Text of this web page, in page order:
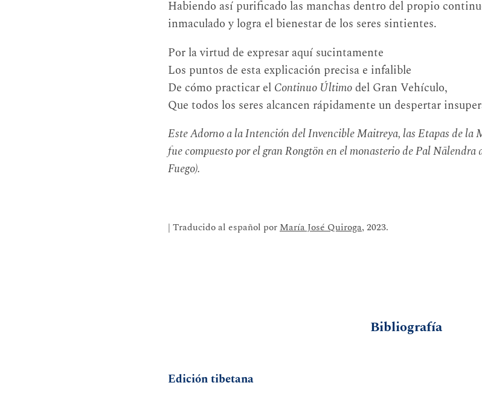
Habiendo así purificado las manchas dentro del propio
inmaculado y logra el bienestar de los seres sintientes.
Por la virtud de expresar aquí sucintamente
Los puntos de esta explicación precisa e infalible
De cómo practicar el Continuo Últimodel Gran Vehículo,
Que todos los seres alcancen rápidamente un despertar
Este Adorno a la Intención del Invencible Maitreya, las Etapas de
fue compuesto por el gran Rongtön en el monasterio de Pal
Fuego).
| Traducido al español por María José Quiroga, 2023.
Bibliografía
Edición tibetana